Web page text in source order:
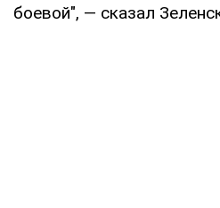
боевой", — сказал